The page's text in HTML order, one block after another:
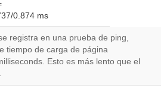
0.874 ms
registra en una prueba de ping,
tiempo de carga de página
Esto es más lento que el